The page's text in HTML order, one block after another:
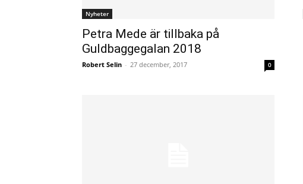
Nyheter
Petra Mede är tillbaka på
Guldbaggegalan 2018
Robert Selin - 27 december, 2017 0